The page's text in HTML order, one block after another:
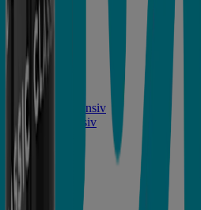
Alkoholfrei
Alkoholfrei
Schutz Intensiv
Schutz Intensiv